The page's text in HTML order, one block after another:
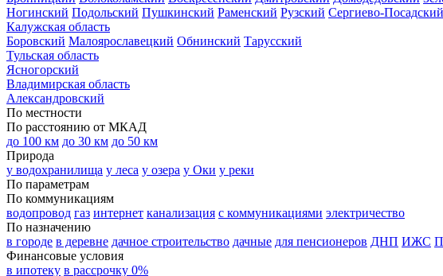
Ногинский Подольский Пушкинский Раменский Рузский Сергиево-Посадский
Калужская область
Боровский Малоярославецкий Обнинский Тарусский
Тульская область
Ясногорский
Владимирская область
Александровский
По местности
По расстоянию от МКАД
до 100 км до 30 км до 50 км
Природа
у водохранилища у леса у озера у Оки у реки
По параметрам
По коммуникациям
водопровод газ интернет канализация с коммуникациями электричество
По назначению
в городе в деревне дачное строительство дачные для пенсионеров ДНП ИЖС
Финансовые условия
в ипотеку в рассрочку 0%